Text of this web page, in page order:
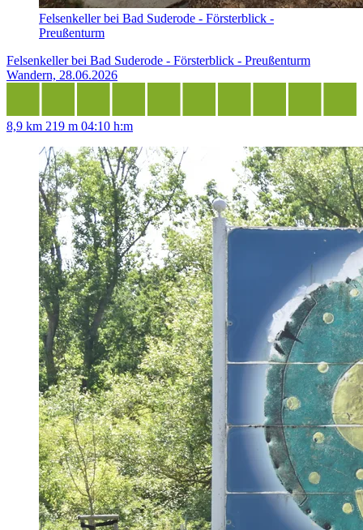
Felsenkeller bei Bad Suderode - Försterblick -
Preußenturm
Felsenkeller bei Bad Suderode - Försterblick - Preußenturm
Wandern, 28.06.2026
8,9 km 219 m 04:10 h:m